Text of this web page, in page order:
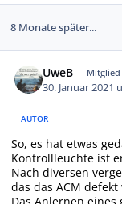
8 Monate später...
UweB Mitglied
30. Januar 2021
AUTOR
So, es hat etwas
Kontrollleuchte ist
Nach diversen
das das ACM defekt
Das Anlernen